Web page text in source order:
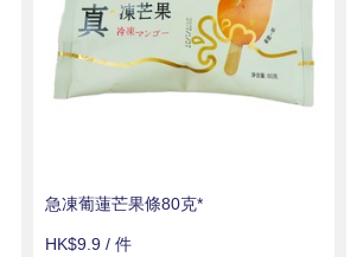
急凍葡蓮芒果條80克*
HK$9.9 / 件